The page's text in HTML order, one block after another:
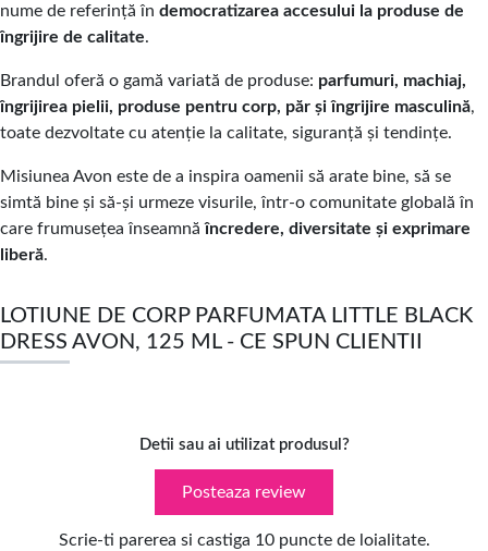
nume de referință în democratizarea accesului la produse de
îngrijire de calitate.
Brandul oferă o gamă variată de produse: parfumuri, machiaj,
îngrijirea pielii, produse pentru corp, păr și îngrijire masculină,
toate dezvoltate cu atenție la calitate, siguranță și tendințe.
Misiunea Avon este de a inspira oamenii să arate bine, să se
simtă bine și să-și urmeze visurile, într-o comunitate globală în
care frumusețea înseamnăîncredere, diversitate și exprimare
liberă.
LOTIUNE DE CORP PARFUMATA LITTLE BLACK
DRESS AVON, 125 ML - CE SPUN CLIENTII
Detii sau ai utilizat produsul?
Posteaza review
Scrie-ti parerea si castiga 10 puncte de loialitate.